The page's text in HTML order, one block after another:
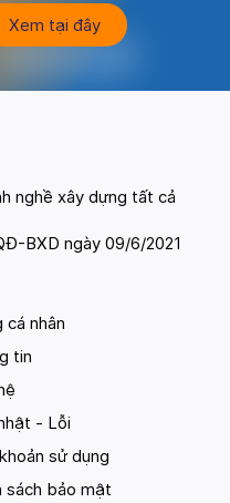
Xem tại đây
nghề xây dựng tất cả
BXD ngày 09/6/2021
cá nhân
tin
- Lỗi
sử dụng
sách bảo mật